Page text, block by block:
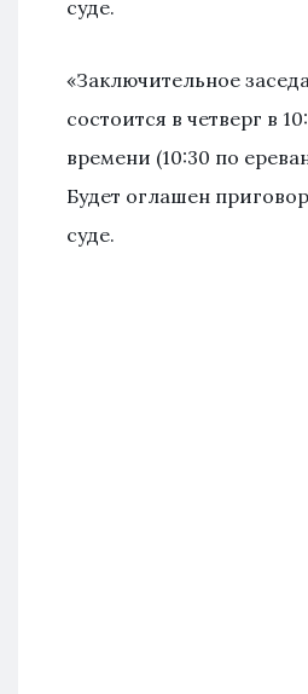
суде.
«Заключительное
состоится в четверг в
времени (10:30 по
Будет оглашен
суде.